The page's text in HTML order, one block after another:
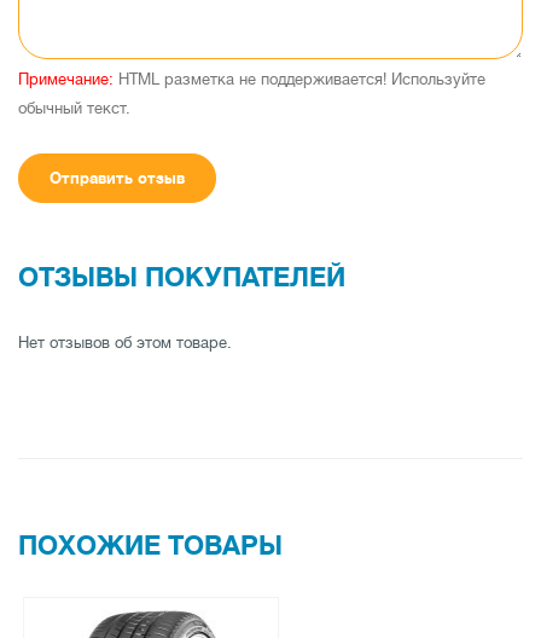
Примечание: HTML разметка не поддерживается! Используйте
обычный текст.
Отправить отзыв
ОТЗЫВЫ ПОКУПАТЕЛЕЙ
Нет отзывов об этом товаре.
ПОХОЖИЕ ТОВАРЫ